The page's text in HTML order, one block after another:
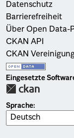
Datenschutz
Barrierefreiheit
Über Open Data-
CKAN API
CKAN
Eingesetzte
Sprache